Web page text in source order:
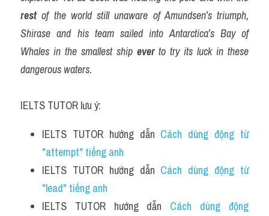
rest of the world still unaware of Amundsen’s triumph,
Shirase and his team sailed into Antarctica’s Bay of
Whales in the smallest ship ever to try its luck in these
dangerous waters.
IELTS TUTOR lưu ý:
IELTS TUTOR hướng dẫn Cách dùng động từ
"attempt" tiếng anh
IELTS TUTOR hướng dẫn Cách dùng động từ
"lead" tiếng anh
IELTS TUTOR hướng dẫn Cách dùng động